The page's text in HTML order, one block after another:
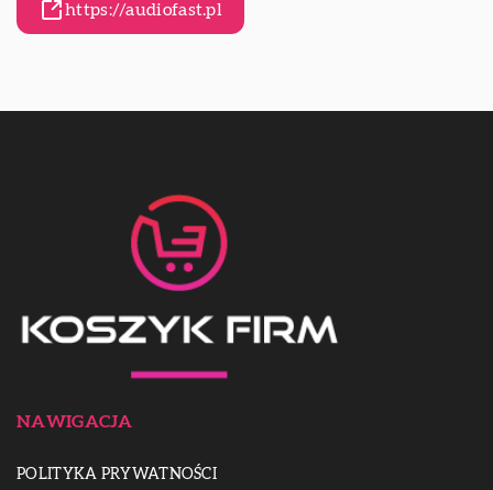
https://audiofast.pl
NAWIGACJA
POLITYKA PRYWATNOŚCI